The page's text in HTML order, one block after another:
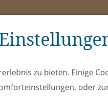
zu bieten. Einige
oder